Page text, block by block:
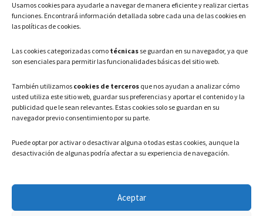
Usamos cookies para ayudarle a navegar de manera eficiente y realizar ciertas
funciones. Encontrará información detallada sobre cada una de las cookies en
las políticas de cookies.
Las cookies categorizadas como técnicas se guardan en su navegador, ya que
son esenciales para permitir las funcionalidades básicas del sitio web.
También utilizamos cookies de terceros que nos ayudan a analizar cómo
usted utiliza este sitio web, guardar sus preferencias y aportar el contenido y la
publicidad que le sean relevantes. Estas cookies solo se guardan en su
navegador previo consentimiento por su parte.
Puede optar por activar o desactivar alguna o todas estas cookies, aunque la
desactivación de algunas podría afectar a su experiencia de navegación.
Aceptar
Teléfono: 91 886 44 62
Correo Electrónico:
HORARIO
Lunes a Viernes: 08:00h – 15:00h
LEGAL
Política de privacidad–Aviso Legal–Política de cookies